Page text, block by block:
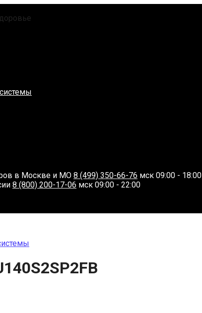
в Москве и МО 8 (499) 350-66-76 мск 09:00 - 18:00
8 (800) 200-17-06 мск 09:00 - 22:00